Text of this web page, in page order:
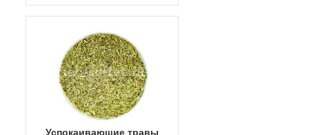
Успокаивающие травы